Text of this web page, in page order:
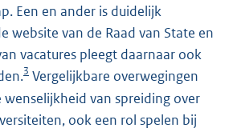
Een en ander is duidelijk
website van de Raad van State en
vacatures pleegt daarnaar ook
3 Vergelijkbare overwegingen
wenselijkheid van spreiding over
ook een rol spelen bij